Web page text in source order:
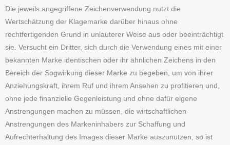
Die jeweils angegriffene Zeichenverwendung nutzt die
Wertschätzung der Klagemarke darüber hinaus ohne
rechtfertigenden Grund in unlauterer Weise aus oder beeinträchtigt
sie. Versucht ein Dritter, sich durch die Verwendung eines mit einer
bekannten Marke identischen oder ihr ähnlichen Zeichens in den
Bereich der Sogwirkung dieser Marke zu begeben, um von ihrer
Anziehungskraft, ihrem Ruf und ihrem Ansehen zu profitieren und,
ohne jede finanzielle Gegenleistung und ohne dafür eigene
Anstrengungen machen zu müssen, die wirtschaftlichen
Anstrengungen des Markeninhabers zur Schaffung und
Aufrechterhaltung des Images dieser Marke auszunutzen, so ist